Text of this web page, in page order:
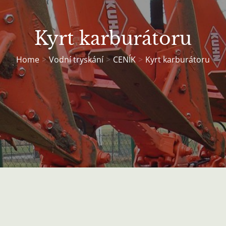
Kyrt karburátoru
Home Vodní tryskání CENÍK Kyrt karburátoru